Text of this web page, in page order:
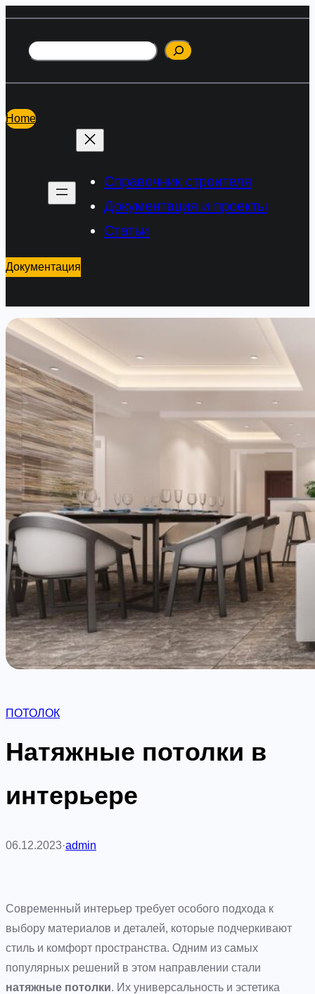
содержимому
Поиск
Home
Справочник строителя
Документация и проекты
Статьи
Документация
ПОТОЛОК
Натяжные потолки в
интерьере
06.12.2023·admin
Современный интерьер требует особого подхода к
выбору материалов и деталей, которые подчеркивают
стиль и комфорт пространства. Одним из самых
популярных решений в этом направлении стали
натяжные потолки. Их универсальность и эстетика